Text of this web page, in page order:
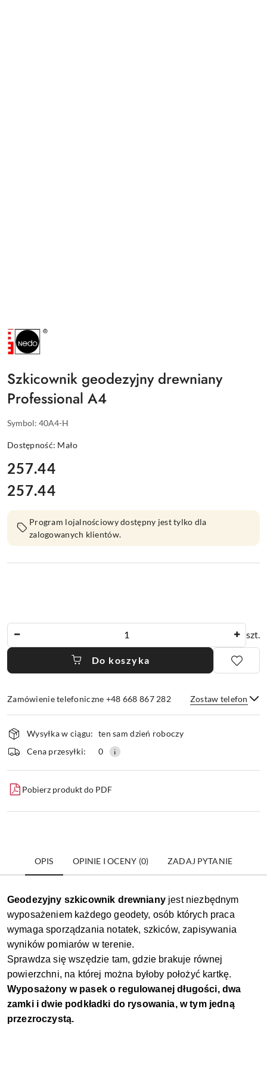
NAZWA
PRODUCENTA:
NEDO
Szkicownik geodezyjny drewniany
Professional A4
Symbol: 40A4-H
Dostępność: Mało
cena:
257.44
Cena:
257.44
Program lojalnościowy dostępny jest tylko dla
zalogowanych klientów.
szt.
Do koszyka
Zamówienie telefoniczne +48 668 867 282 Zostaw telefon
Wyślij
Dostępność
i
dostawa
Wysyłka w ciągu: ten sam dzień roboczy
Cena przesyłki:
0
Pobierz produkt do PDF
OPIS OPINIE I OCENY (0) ZADAJ PYTANIE
Geodezyjny szkicownik drewniany jest niezbędnym
wyposażeniem każdego geodety, osób których praca
wymaga sporządzania notatek, szkiców, zapisywania
wyników pomiarów w terenie.
Sprawdza się wszędzie tam, gdzie brakuje równej
powierzchni, na której można byłoby położyć kartkę.
Wyposażony w pasek o regulowanej długości, dwa
zamki i dwie podkładki do rysowania, w tym jedną
przezroczystą.